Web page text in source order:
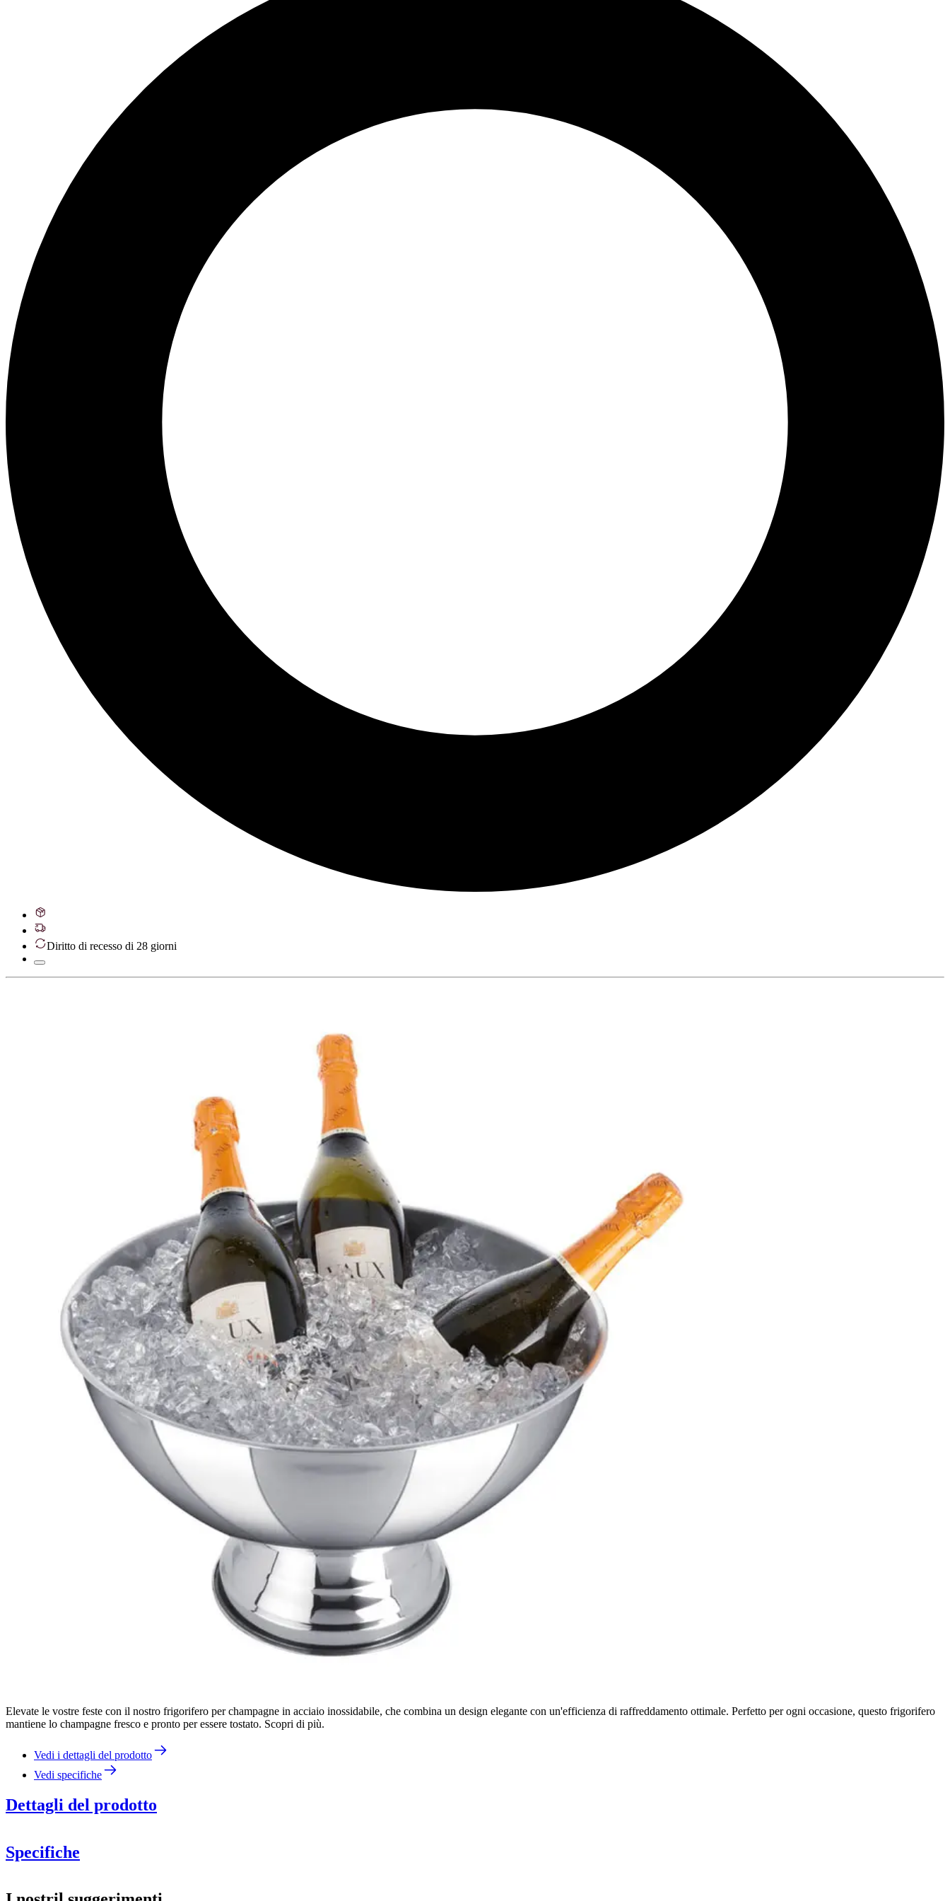
Diritto di recesso di 28 giorni
Elevate le vostre feste con il nostro frigorifero per champagne in acciaio inossidabile, che combina un design elegante con un'efficienza di raffreddamento ottimale. Perfetto per ogni occasione, questo frigorifero
mantiene lo champagne fresco e pronto per essere tostato. Scopri di più.
Vedi i dettagli del prodotto
Vedi specifiche
Dettagli del prodotto
Specifiche